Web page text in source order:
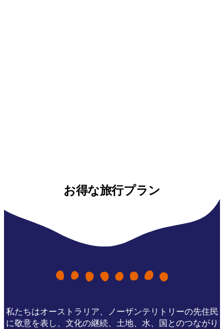
お得な旅行プラン
私たちはオーストラリア、ノーザンテリトリーの先住民
に敬意を表し、文化の継続、土地、水、国とのつながり